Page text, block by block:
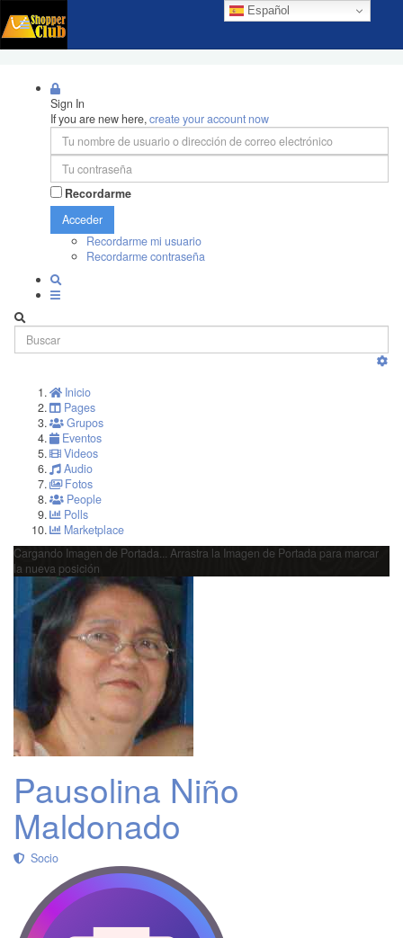
Español
Sign In
If you are new here,create your account now
Recordarme
Acceder
Recordarme mi usuario
Recordarme contraseña
Inicio
Pages
Grupos
Eventos
Videos
Audio
Fotos
People
Polls
Marketplace
Cargando Imagen de Portada...
Arrastra la Imagen de Portada para marcar
la nueva posición
Pausolina Niño
Maldonado
Socio